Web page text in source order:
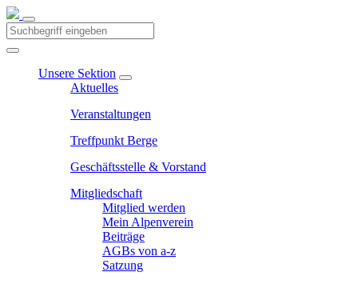
Unsere Sektion
Aktuelles
Veranstaltungen
Treffpunkt Berge
Geschäftsstelle & Vorstand
Mitgliedschaft
Mitglied werden
Mein Alpenverein
Beiträge
AGBs von a-z
Satzung